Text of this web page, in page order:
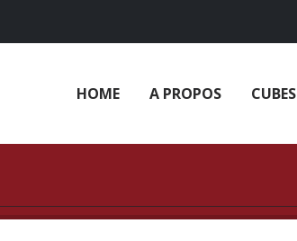
HOME A PROPOS CUBES